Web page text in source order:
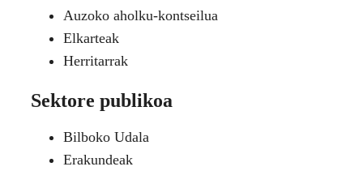
Auzoko aholku-kontseilua
Elkarteak
Herritarrak
Sektore publikoa
Bilboko Udala
Erakundeak